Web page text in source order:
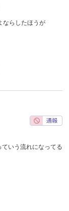
ならしたほうが
ていう流れになってる